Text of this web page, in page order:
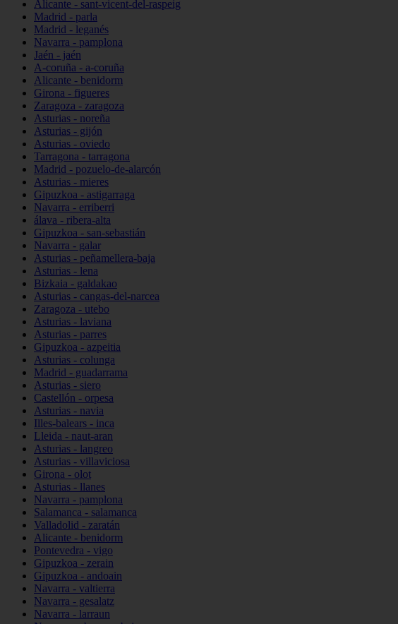
Alicante - sant-vicent-del-raspeig
Madrid - parla
Madrid - leganés
Navarra - pamplona
Jaén - jaén
A-coruña - a-coruña
Alicante - benidorm
Girona - figueres
Zaragoza - zaragoza
Asturias - noreña
Asturias - gijón
Asturias - oviedo
Tarragona - tarragona
Madrid - pozuelo-de-alarcón
Asturias - mieres
Gipuzkoa - astigarraga
Navarra - erriberri
álava - ribera-alta
Gipuzkoa - san-sebastián
Navarra - galar
Asturias - peñamellera-baja
Asturias - lena
Bizkaia - galdakao
Asturias - cangas-del-narcea
Zaragoza - utebo
Asturias - laviana
Asturias - parres
Gipuzkoa - azpeitia
Asturias - colunga
Madrid - guadarrama
Asturias - siero
Castellón - orpesa
Asturias - navia
Illes-balears - inca
Lleida - naut-aran
Asturias - langreo
Asturias - villaviciosa
Girona - olot
Asturias - llanes
Navarra - pamplona
Salamanca - salamanca
Valladolid - zaratán
Alicante - benidorm
Pontevedra - vigo
Gipuzkoa - zerain
Gipuzkoa - andoain
Navarra - valtierra
Navarra - gesalatz
Navarra - larraun